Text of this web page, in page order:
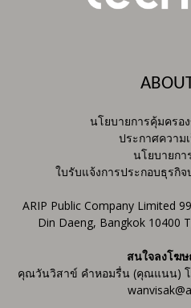
นโยบายการคุ้มครอ
ประกาศความ
นโยบายกา
ใบรับแจ้งการประกอบธุรกิ
ARIP Public Company Limited
Din Daeng, Bangkok 10400
สนใจลงโฆ
คุณวันวิสาข์ คำหอมรื่น (คุณแนน) โ